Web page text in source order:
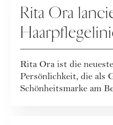
Rita Ora
Rita Ora ist die
Persönlichkeit, die als
Schönheitsmarke am